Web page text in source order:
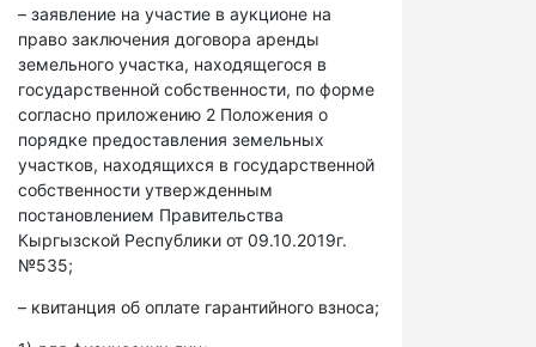
– заявление на участие в аукционе на
право заключения договора аренды
земельного участка, находящегося в
государственной собственности, по форме
согласно приложению 2 Положения о
порядке предоставления земельных
участков, находящихся в государственной
собственности утвержденным
постановлением Правительства
Кыргызской Республики от 09.10.2019г.
№535;
– квитанция об оплате гарантийного взноса;